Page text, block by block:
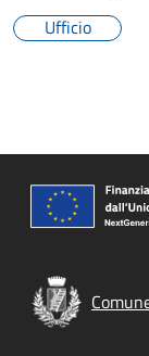
Ufficio